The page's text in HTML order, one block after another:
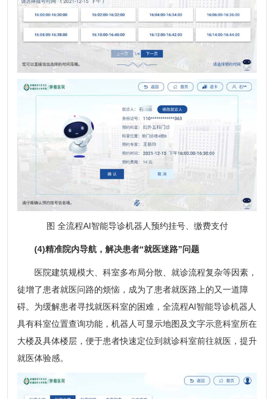
图 全流程AI智能导诊机器人预约挂号、缴费支付
(4)精准院内导航，解决患者“就医迷路”问题
医院建筑规模大、科室多布局分散、就诊流程复杂等因素，
徒增了患者就医问路的烦恼，成为了患者就医路上的又一道障
碍。为缓解患者寻找就医科室的困难，全流程AI智能导诊机器人
具有科室位置查询功能，机器人可显示地图及文字示意科室所在
大楼及具体楼层，便于患者快速定位到就诊科室前往就医，提升
就医体验感。